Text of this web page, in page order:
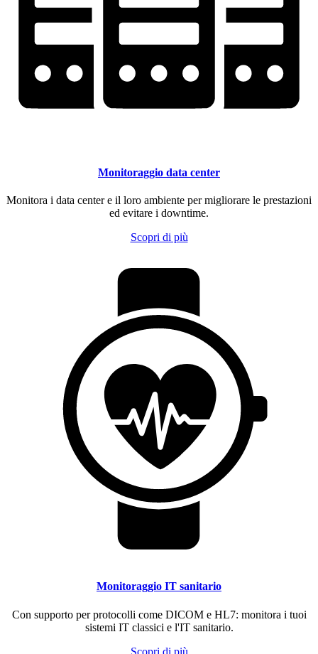
Monitoraggio data center
Monitora i data center e il loro ambiente per migliorare le prestazioni
ed evitare i downtime.
Scopri di più
Monitoraggio IT sanitario
Con supporto per protocolli come DICOM e HL7: monitora i tuoi
sistemi IT classici e l'IT sanitario.
Scopri di più